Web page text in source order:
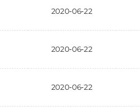
2020-06-22
2020-06-22
2020-06-22